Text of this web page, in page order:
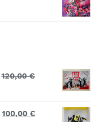
120,00€
Le
100,00 €Le